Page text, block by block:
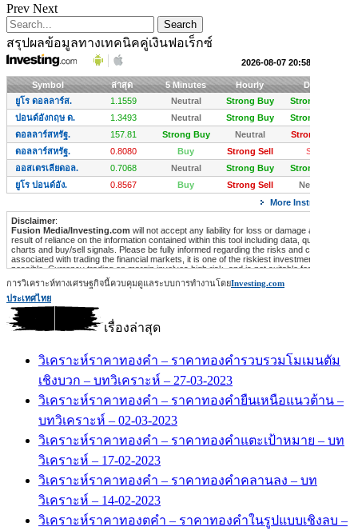
Prev Next
สรุปผลข้อมูลทางเทคนิคคู่เงินฟอเร็กซ์
การวิเคราะห์ทางเศรษฐกิจนี้ควบคุมดูแลระบบการทำงานโดยInvesting.com
ประเทศไทย
เรื่องล่าสุด
วิเคราะห์ราคาทองคำ – ราคาทองคำรวบรวมโมเมนตัม
เชิงบวก – บทวิเคราะห์ – 27-03-2023
วิเคราะห์ราคาทองคำ – ราคาทองคำยืนเหนือแนวต้าน –
บทวิเคราะห์ – 02-03-2023
วิเคราะห์ราคาทองคำ – ราคาทองคำแตะเป้าหมาย – บท
วิเคราะห์ – 17-02-2023
วิเคราะห์ราคาทองคำ – ราคาทองคำคลานลง – บท
วิเคราะห์ – 14-02-2023
วิเคราะห์ราคาทองตคำ – ราคาทองคำในรูปแบบเชิงลบ –